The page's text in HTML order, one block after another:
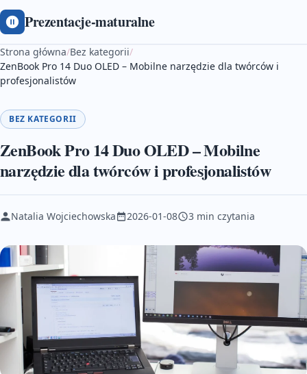
Prezentacje-maturalne
Strona główna/Bez kategorii/
ZenBook Pro 14 Duo OLED – Mobilne narzędzie dla twórców i
profesjonalistów
BEZ KATEGORII
ZenBook Pro 14 Duo OLED – Mobilne
narzędzie dla twórców i profesjonalistów
Natalia Wojciechowska 2026-01-08 3 min czytania